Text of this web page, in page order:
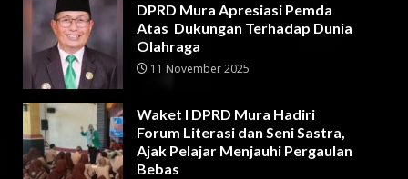
DPRD Mura Apresiasi Pemda
Atas Dukungan Terhadap Dunia
Olahraga
11 November 2025
Waket I DPRD Mura Hadiri
Forum Literasi dan Seni Sastra,
Ajak Pelajar Menjauhi Pergaulan
Bebas